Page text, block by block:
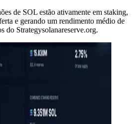
de SOL estão ativamente em staking,
e gerando um rendimento médio de
do Strategysolanareserve.org.